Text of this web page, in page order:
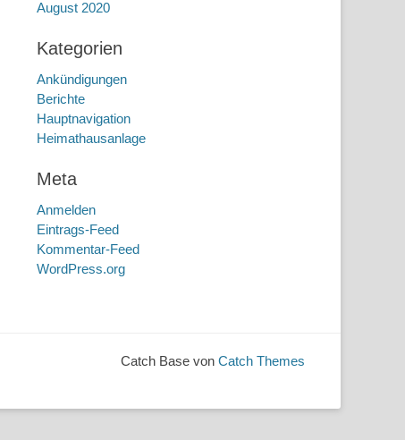
August 2020
Kategorien
Ankündigungen
Berichte
Hauptnavigation
Heimathausanlage
Meta
Anmelden
Eintrags-Feed
Kommentar-Feed
WordPress.org
Catch Base von Catch Themes